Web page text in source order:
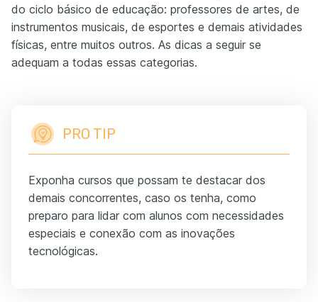
do ciclo básico de educação: professores de artes, de
instrumentos musicais, de esportes e demais atividades
físicas, entre muitos outros. As dicas a seguir se
adequam a todas essas categorias.
PRO TIP
Exponha cursos que possam te destacar dos
demais concorrentes, caso os tenha, como
preparo para lidar com alunos com necessidades
especiais e conexão com as inovações
tecnológicas.